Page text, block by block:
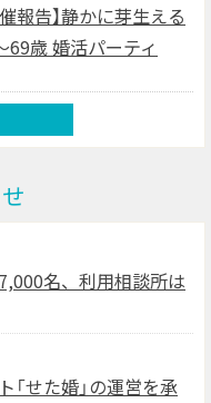
催報告】静かに芽生える
歳 婚活パーティ
名、利用相談所は
せた婚」の運営を承